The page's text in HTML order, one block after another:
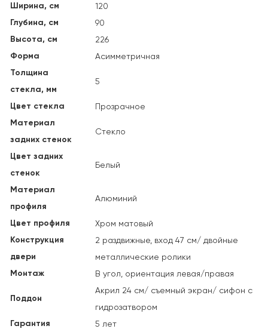
Ширина, см 120
Глубина, см 90
Высота, см 226
Форма Асимметричная
Толщина
стекла, мм
5
Цвет стекла Прозрачное
Материал
задних стенок
Стекло
Цвет задних
стенок
Белый
Материал
профиля
Алюминий
Цвет профиля Хром матовый
Конструкция
двери
2 раздвижные, вход 47 см/ двойные
металлические ролики
Монтаж В угол, ориентация левая/правая
Поддон
Акрил 24 см/ съемный экран/ сифон с
гидрозатвором
Гарантия 5 лет